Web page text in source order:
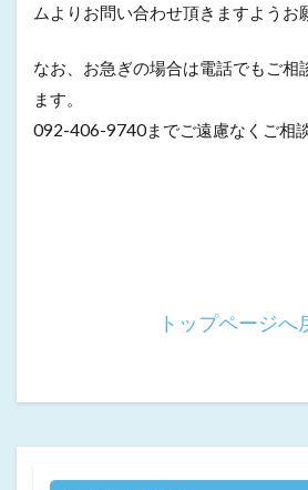
ムよりお問い合わせ頂きますようお
なお、お急ぎの場合は電話でもご相
ます。
092-406-9740までご遠慮なくご相談
トップページへ